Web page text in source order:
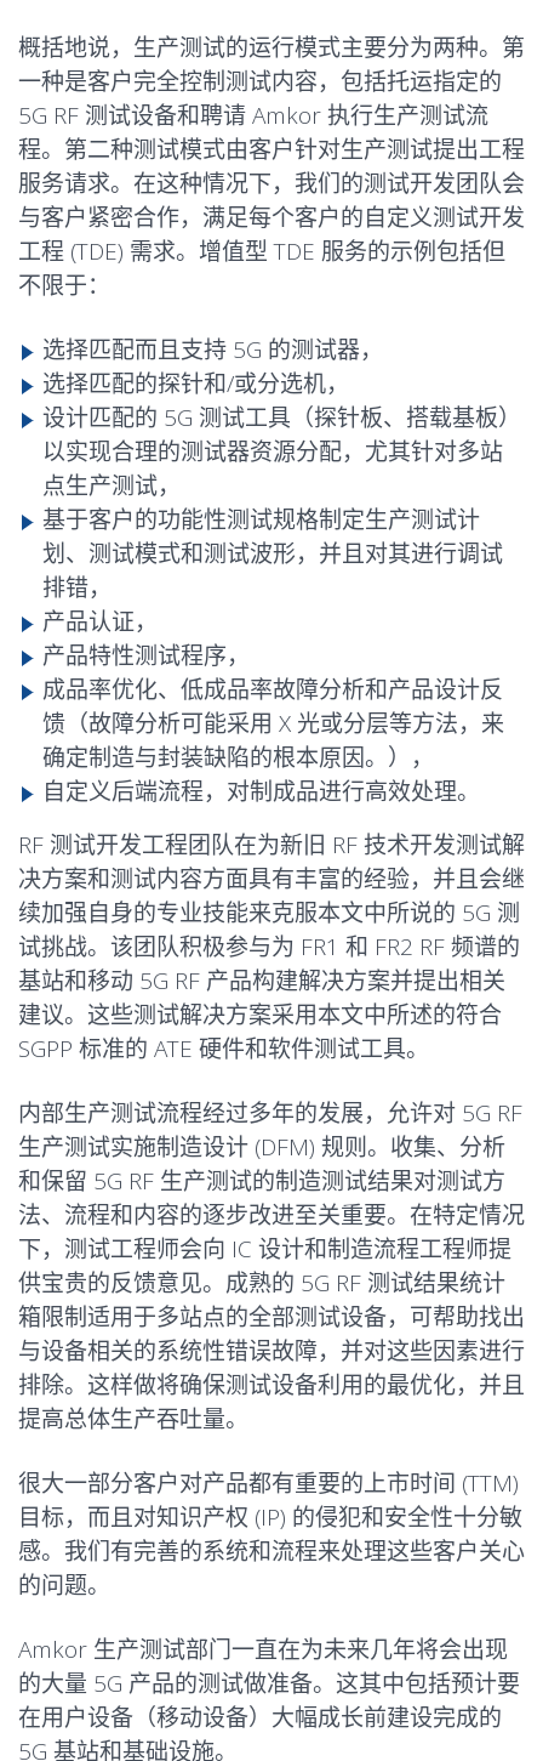
概括地说，生产测试的运行模式主要分为两种。第
一种是客户完全控制测试内容，包括托运指定的
5G RF 测试设备和聘请 Amkor 执行生产测试流
程。第二种测试模式由客户针对生产测试提出工程
服务请求。在这种情况下，我们的测试开发团队会
与客户紧密合作，满足每个客户的自定义测试开发
工程 (TDE) 需求。增值型 TDE 服务的示例包括但
不限于：
选择匹配而且支持 5G 的测试器，
选择匹配的探针和/或分选机，
设计匹配的 5G 测试工具（探针板、搭载基板）
以实现合理的测试器资源分配，尤其针对多站
点生产测试，
基于客户的功能性测试规格制定生产测试计
划、测试模式和测试波形，并且对其进行调试
排错，
产品认证，
产品特性测试程序，
成品率优化、低成品率故障分析和产品设计反
馈（故障分析可能采用 X 光或分层等方法，来
确定制造与封装缺陷的根本原因。），
自定义后端流程，对制成品进行高效处理。
RF 测试开发工程团队在为新旧 RF 技术开发测试解
决方案和测试内容方面具有丰富的经验，并且会继
续加强自身的专业技能来克服本文中所说的 5G 测
试挑战。该团队积极参与为 FR1 和 FR2 RF 频谱的
基站和移动 5G RF 产品构建解决方案并提出相关
建议。这些测试解决方案采用本文中所述的符合
SGPP 标准的 ATE 硬件和软件测试工具。
内部生产测试流程经过多年的发展，允许对 5G RF
生产测试实施制造设计 (DFM) 规则。收集、分析
和保留 5G RF 生产测试的制造测试结果对测试方
法、流程和内容的逐步改进至关重要。在特定情况
下，测试工程师会向 IC 设计和制造流程工程师提
供宝贵的反馈意见。成熟的 5G RF 测试结果统计
箱限制适用于多站点的全部测试设备，可帮助找出
与设备相关的系统性错误故障，并对这些因素进行
排除。这样做将确保测试设备利用的最优化，并且
提高总体生产吞吐量。
很大一部分客户对产品都有重要的上市时间 (TTM)
目标，而且对知识产权 (IP) 的侵犯和安全性十分敏
感。我们有完善的系统和流程来处理这些客户关心
的问题。
Amkor 生产测试部门一直在为未来几年将会出现
的大量 5G 产品的测试做准备。这其中包括预计要
在用户设备（移动设备）大幅成长前建设完成的
5G 基站和基础设施。